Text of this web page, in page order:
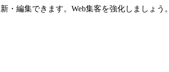
・編集できます。Web集客を強化しましょう。